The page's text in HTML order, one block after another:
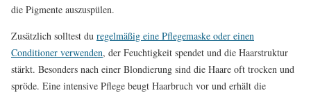
die Pigmente auszuspülen.
Zusätzlich solltest du regelmäßig eine Pflegemaske oder einen
Conditioner verwenden, der Feuchtigkeit spendet und die Haarstruktur
stärkt. Besonders nach einer Blondierung sind die Haare oft trocken und
spröde. Eine intensive Pflege beugt Haarbruch vor und erhält die